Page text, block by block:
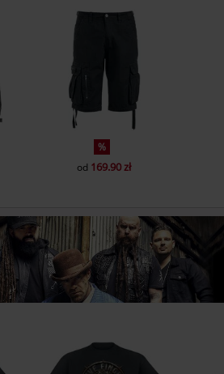
%
od 169.90 zł